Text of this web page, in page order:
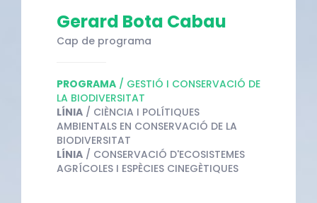
Gerard Bota Cabau
Cap de programa
PROGRAMA / GESTIÓ I CONSERVACIÓ DE
LA BIODIVERSITAT
LÍNIA / CIÈNCIA I POLÍTIQUES
AMBIENTALS EN CONSERVACIÓ DE LA
BIODIVERSITAT
LÍNIA / CONSERVACIÓ D'ECOSISTEMES
AGRÍCOLES I ESPÈCIES CINEGÈTIQUES